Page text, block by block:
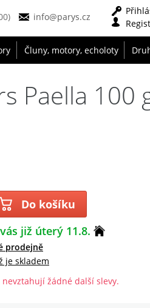
info@parys.cz
Čluny, motory, echoloty
Paella 100
Do košíku
již úterý 11.8.
prodejně
je skladem
žádné další slevy.